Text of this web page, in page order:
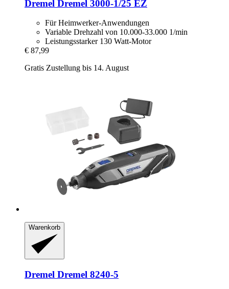
Dremel Dremel 3000-​1/25 EZ
Für Heimwerker-Anwendungen
Variable Drehzahl von 10.000-33.000 1/min
Leistungsstarker 130 Watt-Motor
€ 87,99
Gratis Zustellung bis 14. August
Warenkorb
Dremel Dremel 8240-​5